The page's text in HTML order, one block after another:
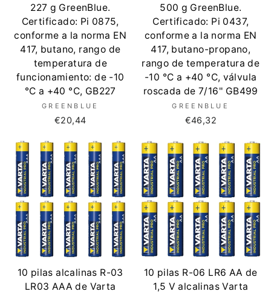
227 g GreenBlue.
Certificado: Pi 0875,
conforme a la norma EN
417, butano, rango de
temperatura de
funcionamiento: de -10
°C a +40 °C, GB227
GREENBLUE
€20,44
500 g GreenBlue.
Certificado: Pi 0437,
conforme a la norma EN
417, butano-propano,
rango de temperatura de
-10 °C a +40 °C, válvula
roscada de 7/16'' GB499
GREENBLUE
€46,32
10 pilas alcalinas R-03
LR03 AAA de Varta
10 pilas R-06 LR6 AA de
1,5 V alcalinas Varta